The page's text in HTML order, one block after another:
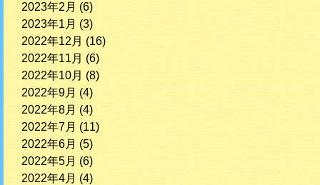
2023年2月 (6)
2023年1月 (3)
2022年12月 (16)
2022年11月 (6)
2022年10月 (8)
2022年9月 (4)
2022年8月 (4)
2022年7月 (11)
2022年6月 (5)
2022年5月 (6)
2022年4月 (4)